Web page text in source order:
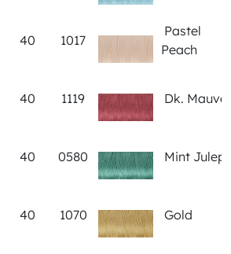
40 1017
Pastel
Peach
40 1119 Dk. Mauve
40 0580 Mint Julep
40 1070 Gold